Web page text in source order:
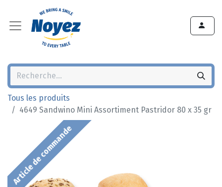
Tous les produits
4649 Sandwino Mini Assortiment Pastridor 80 x 35 gr
Article de commande